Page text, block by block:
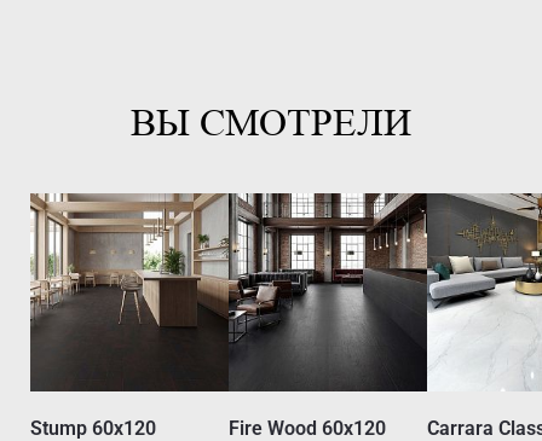
ВЫ СМОТРЕЛИ
Stump 60x120 Fire Wood 60x120
Carrara